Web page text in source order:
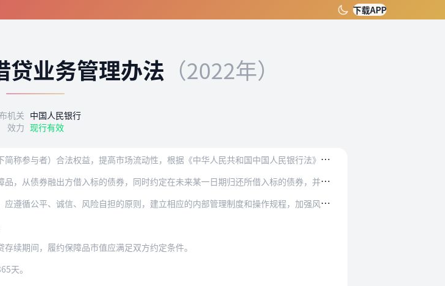
下载APP
贷业务管理办法 （2022年）
机关 中国人民银行
效力 现行有效
权益，提高市场流动性，根据《中华人民共和国中国人民银行法》和其他有关法律、行政法规，制定本…
借入标的债券，同时约定在未来某一日期归还所借入标的债券，并由债券融出方返还履约保障品的债券…
诚信、风险自担的原则，建立相应的内部管理制度和操作规程，加强风险管理，健全风险防范机制。
续期间，履约保障品市值应满足双方约定条件。
天。